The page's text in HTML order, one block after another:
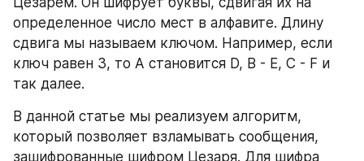
определенное число мест в алфавите. Длину
сдвига мы называем ключом. Например, если
ключ равен 3, то A становится D, B - E, C - F и
так далее.
В данной статье мы реализуем алгоритм,
который позволяет взламывать сообщения,
зашифрованные шифром Цезаря. Для шифра